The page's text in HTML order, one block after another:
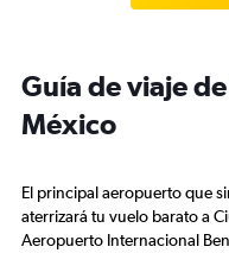
Guía de viaje
México
El principal aeropuerto que
aterrizará tu vuelo barato a
Aeropuerto Internacional